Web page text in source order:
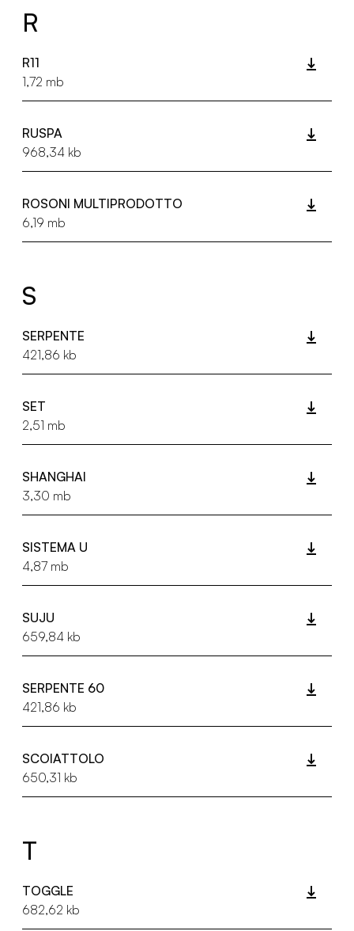
R
R11
1,72 mb
RUSPA
968,34 kb
ROSONI MULTIPRODOTTO
6,19 mb
S
SERPENTE
421,86 kb
SET
2,51 mb
SHANGHAI
3,30 mb
SISTEMA U
4,87 mb
SUJU
659,84 kb
SERPENTE 60
421,86 kb
SCOIATTOLO
650,31 kb
T
TOGGLE
682,62 kb